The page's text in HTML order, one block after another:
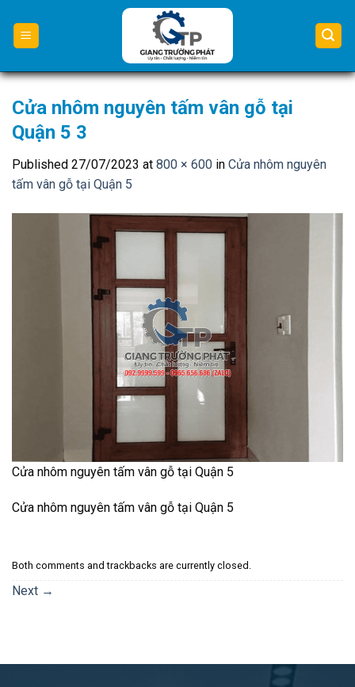
content
Cửa nhôm nguyên tấm vân gỗ tại
Quận 5 3
Published 27/07/2023 at 800 × 600 in Cửa nhôm nguyên
tấm vân gỗ tại Quận 5
Cửa nhôm nguyên tấm vân gỗ tại Quận 5
Cửa nhôm nguyên tấm vân gỗ tại Quận 5
Both comments and trackbacks are currently closed.
Next →